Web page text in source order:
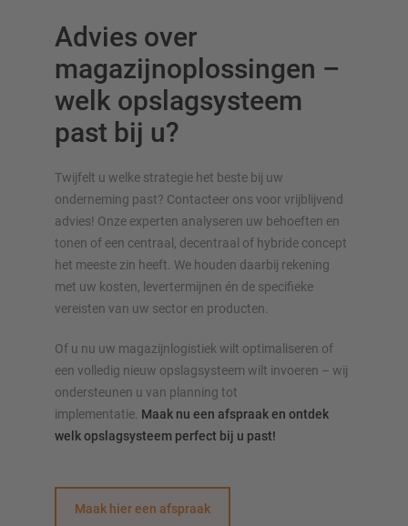
Advies over
magazijnoplossingen –
welk opslagsysteem
past bij u?
Twijfelt u welke strategie het beste bij uw
onderneming past? Contacteer ons voor vrijblijvend
advies! Onze experten analyseren uw behoeften en
tonen of een centraal, decentraal of hybride concept
het meeste zin heeft. We houden daarbij rekening
met uw kosten, levertermijnen én de specifieke
vereisten van uw sector en producten.
Of u nu uw magazijnlogistiek wilt optimaliseren of
een volledig nieuw opslagsysteem wilt invoeren – wij
ondersteunen u van planning tot
implementatie. Maak nu een afspraak en ontdek
welk opslagsysteem perfect bij u past!
Maak hier een afspraak